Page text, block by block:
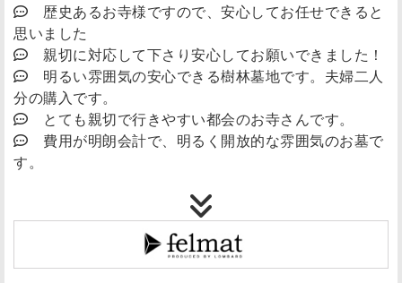
歴史あるお寺様ですので、安心してお任せできると
思いました
親切に対応して下さり安心してお願いできました！
明るい雰囲気の安心できる樹林墓地です。夫婦二人
分の購入です。
とても親切で行きやすい都会のお寺さんです。
費用が明朗会計で、明るく開放的な雰囲気のお墓で
す。